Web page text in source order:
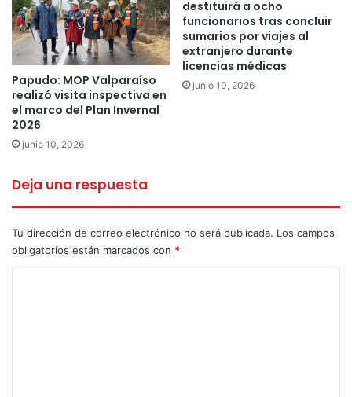
la calera la ligua PDI
Venezolano
Papudo: MOP Valparaíso
realizó visita inspectiva en
el marco del Plan Invernal
2026
junio 10, 2026
destituirá a ocho
funcionarios tras concluir
sumarios por viajes al
extranjero durante
licencias médicas
junio 10, 2026
Deja una respuesta
Tu dirección de correo electrónico no será publicada. Los campos
obligatorios están marcados con *